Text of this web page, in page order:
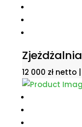
12 000 zł netto |